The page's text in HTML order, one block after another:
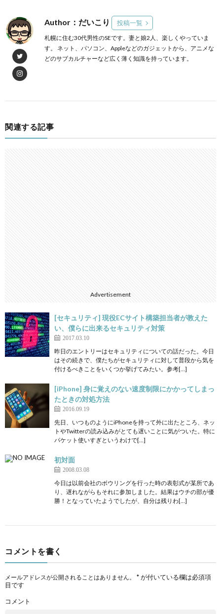
Author：だいこり 投稿一覧
札幌に住む30代男性のSEです。妻と娘2人、楽しくやっていま
す。 ネット、パソコン、Appleなどのガジェットから、アニメな
どのサブカルチャーなど広く薄く知識を持っています。
関連する記事
Advertisement
[セキュリティ] 現役ECサイト構築担当者が教えた
い、僕らに出来るセキュリティ対策
2017.03.10
昨日のエントリーはセキュリティについての話だった。今日
はその続きで、僕たちがセキュリティに対して普段から気を
付けるべきことをいくつか挙げてみたい。参考[…]
[iPhone] 身に覚えのない速度制限にかかってしまっ
たときの対処方法
2016.09.19
先日、いつものようにiPhoneを持って外に出たところ、ネッ
トやTwitterの読み込みがとても遅いことに気がついた。特に
パケット使いすぎというわけで[…]
初対面
2008.03.08
今日は以前会社のボウリングを行った時の表彰式が某所であ
り、遅れながらもそれに参加しました。結果はウチの部が優
勝！となっていたようでしたが、自分は残りわ[…]
コメントを書く
メールアドレスが公開されることはありません。 *が付いている欄は必須項
目です
コメント